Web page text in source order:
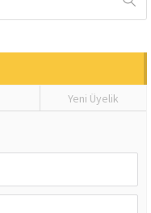
Yeni Üyelik